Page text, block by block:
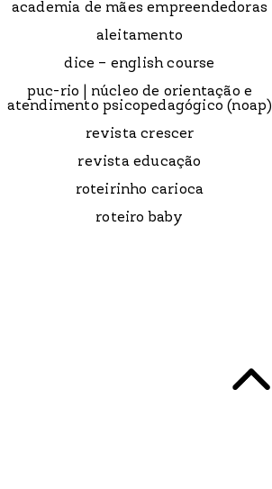
academia de mães empreendedoras
aleitamento
dice – english course
puc-rio | núcleo de orientação e
atendimento psicopedagógico (noap)
revista crescer
revista educação
roteirinho carioca
roteiro baby